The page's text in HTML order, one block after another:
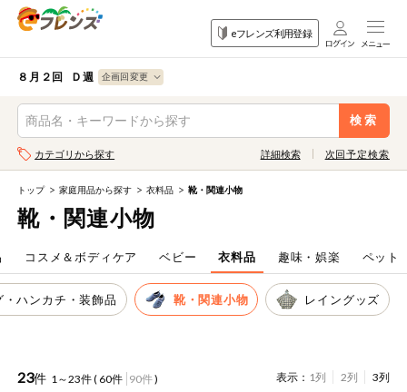
eフレンズ利用登録
ログイン
生協加入はこちら
登録から開始まで
注文番号注文
８月２回 Ｄ週
検索
食品
から探す
目的
から探す
果物
野菜
肉・ハム・ソ
ーセージ
魚介・加工品
米・雑穀など
パン・ジャム
果物すべて
カテゴリから探す 詳細検索
検索条件を指定してください。全項目に条件を指定しなくて
も検索できます。
キーワード
キーワードをすべて含む
メーカー名
次回予定検索
トップ 家庭用品から探す 衣料品 靴・関連小物
靴・関連小物
コスメ＆ボディケア ベビー 衣料品 趣味・娯楽 ペット
・ハンカチ・装飾品 靴・関連小物 レイングッズ
23件 1～23件 ( 60件 90件) 表示： 1列 2列 3列